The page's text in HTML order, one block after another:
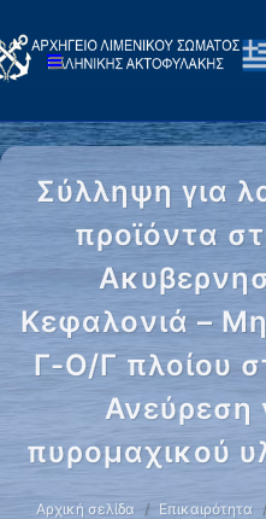
Σύλληψη για
προϊόντα
Κεφαλονιά –
Γ-Ο/Γ πλοίου
Ανεύρεση
πυρομαχικού
Αρχική σελίδα Επικαιρότητα